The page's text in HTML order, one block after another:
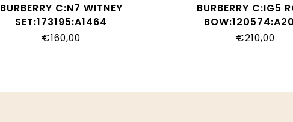
BURBERRY C:N7 WITNEY
SET:173195:A1464
€160,00
BURBERRY C:IG5
€210,00